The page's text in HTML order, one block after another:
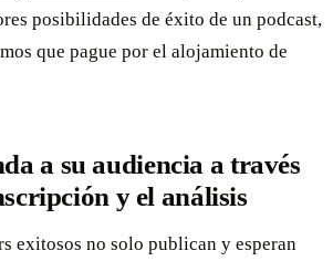
posibilidades de éxito de un podcast,
que pague por el alojamiento de
a su audiencia a través
y el análisis
exitosos no solo publican y esperan